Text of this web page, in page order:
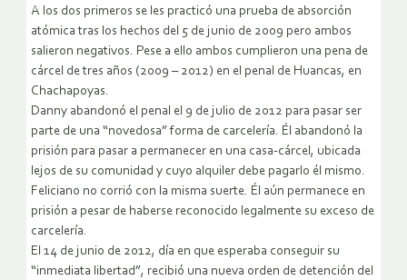
A los dos primeros se les practicó una prueba de absorción
atómica tras los hechos del 5 de junio de 2009 pero ambos
salieron negativos. Pese a ello ambos cumplieron una pena de
cárcel de tres años (2009 – 2012) en el penal de Huancas, en
Chachapoyas.
Danny abandonó el penal el 9 de julio de 2012 para pasar ser
parte de una “novedosa” forma de carcelería. Él abandonó la
prisión para pasar a permanecer en una casa-cárcel, ubicada
lejos de su comunidad y cuyo alquiler debe pagarlo él mismo.
Feliciano no corrió con la misma suerte. Él aún permanece en
prisión a pesar de haberse reconocido legalmente su exceso de
carcelería.
El 14 de junio de 2012, día en que esperaba conseguir su
“inmediata libertad”, recibió una nueva orden de detención del